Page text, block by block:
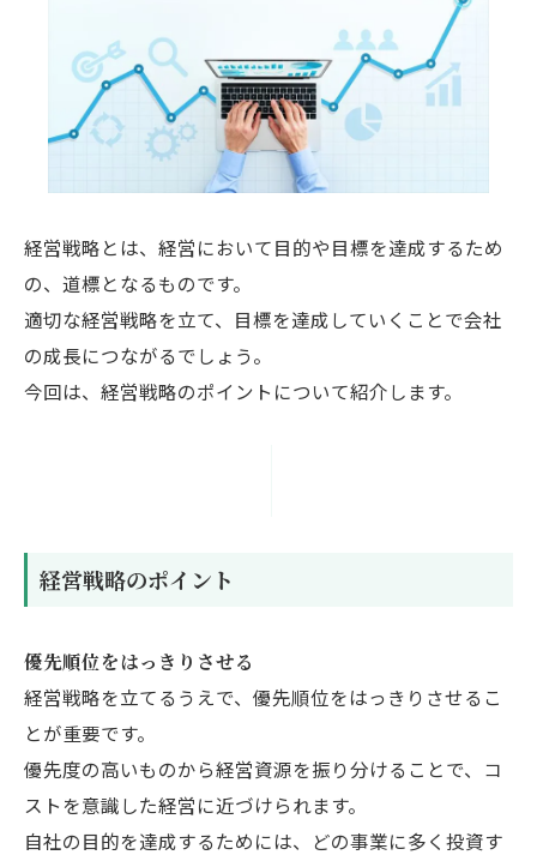
経営戦略とは、経営において目的や目標を達成するため
の、道標となるものです。
適切な経営戦略を立て、目標を達成していくことで会社
の成長につながるでしょう。
今回は、経営戦略のポイントについて紹介します。
経営戦略のポイント
優先順位をはっきりさせる
経営戦略を立てるうえで、優先順位をはっきりさせるこ
とが重要です。
優先度の高いものから経営資源を振り分けることで、コ
ストを意識した経営に近づけられます。
自社の目的を達成するためには、どの事業に多く投資す